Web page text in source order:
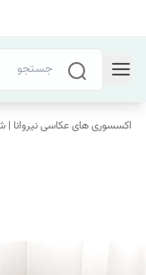
اکسسوری های عکاسی نیروانا